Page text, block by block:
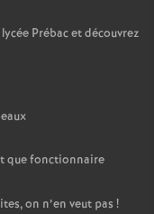
Prébac et découvrez
que fonctionnaire
on n’en veut pas !